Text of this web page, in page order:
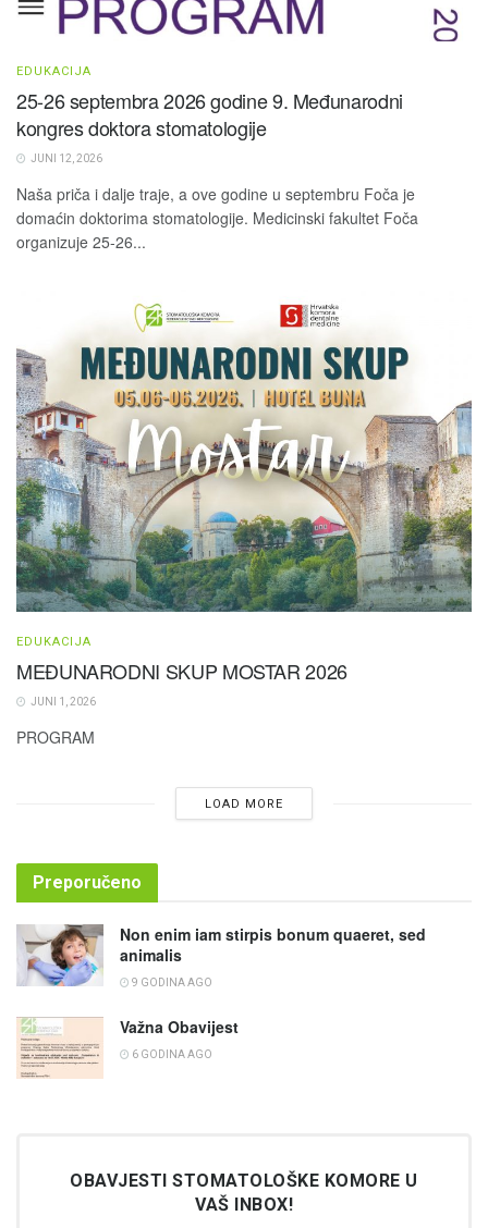
EDUKACIJA
25-26 septembra 2026 godine 9. Međunarodni
kongres doktora stomatologije
JUNI 12, 2026
Naša priča i dalje traje, a ove godine u septembru Foča je
domaćin doktorima stomatologije. Medicinski fakultet Foča
organizuje 25-26...
EDUKACIJA
MEĐUNARODNI SKUP MOSTAR 2026
JUNI 1, 2026
PROGRAM
LOAD MORE
Preporučeno
Non enim iam stirpis bonum quaeret, sed
animalis
9 GODINA AGO
Važna Obavijest
6 GODINA AGO
OBAVJESTI STOMATOLOŠKE KOMORE U
VAŠ INBOX!